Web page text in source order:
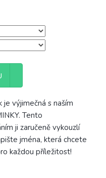
výjimečná s naším
Tento
ji zaručeně vykouzlí
jména, která chcete
každou příležitost!